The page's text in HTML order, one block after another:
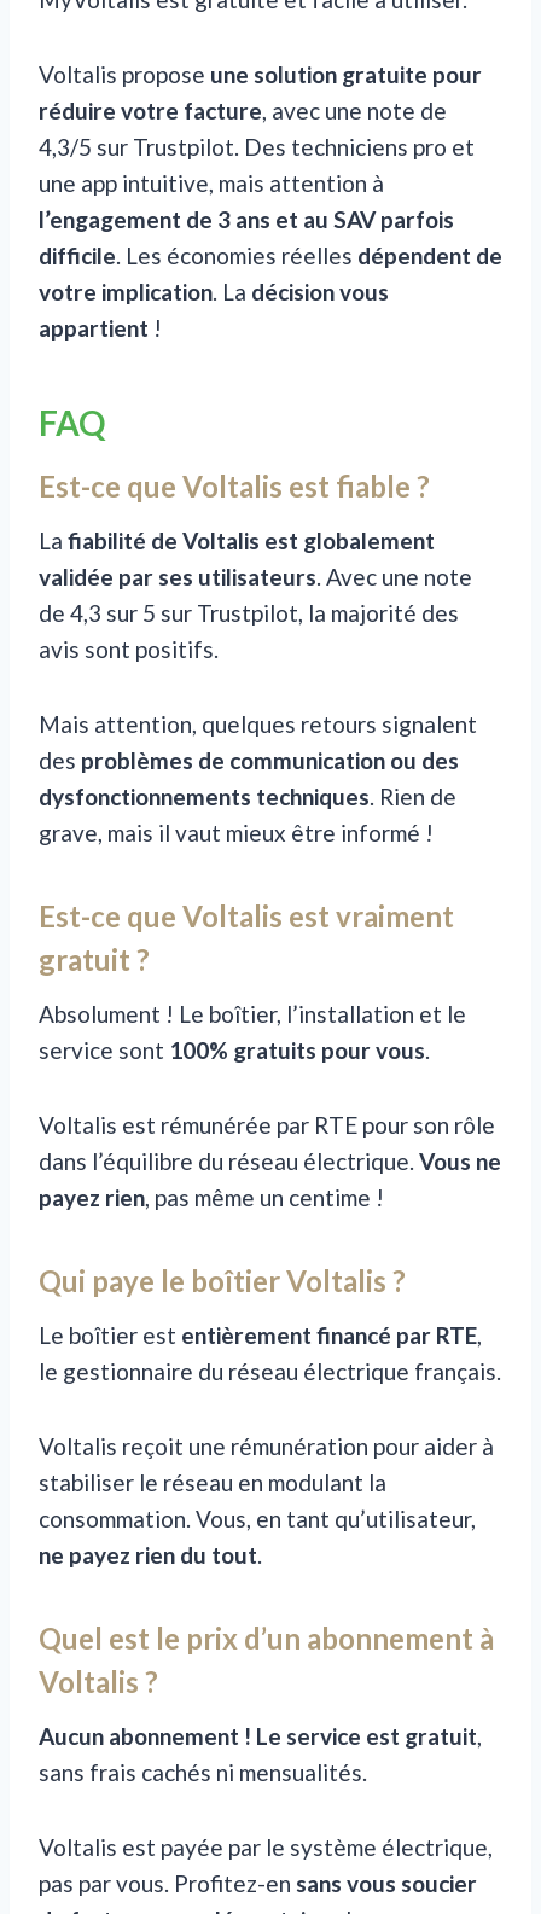
Voltalis propose une solution gratuite pour
réduire votre facture, avec une note de
4,3/5 sur Trustpilot. Des techniciens pro et
une app intuitive, mais attention à
l’engagement de 3 ans et au SAV parfois
difficile. Les économies réelles dépendent de
votre implication. La décision vous
appartient !
FAQ
Est-ce que Voltalis est fiable ?
La fiabilité de Voltalis est globalement
validée par ses utilisateurs. Avec une note
de 4,3 sur 5 sur Trustpilot, la majorité des
avis sont positifs.
Mais attention, quelques retours signalent
des problèmes de communication ou des
dysfonctionnements techniques. Rien de
grave, mais il vaut mieux être informé !
Est-ce que Voltalis est vraiment
gratuit ?
Absolument ! Le boîtier, l’installation et le
service sont 100% gratuits pour vous.
Voltalis est rémunérée par RTE pour son rôle
dans l’équilibre du réseau électrique. Vous ne
payez rien, pas même un centime !
Qui paye le boîtier Voltalis ?
Le boîtier est entièrement financé par RTE,
le gestionnaire du réseau électrique français.
Voltalis reçoit une rémunération pour aider à
stabiliser le réseau en modulant la
consommation. Vous, en tant qu’utilisateur,
ne payez rien du tout.
Quel est le prix d’un abonnement à
Voltalis ?
Aucun abonnement ! Le service est gratuit,
sans frais cachés ni mensualités.
Voltalis est payée par le système électrique,
pas par vous. Profitez-en sans vous soucier